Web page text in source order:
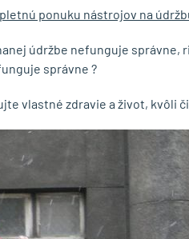
ponuku nástrojov na
údržbe nefunguje správne,
správne ?
vlastné zdravie a život, kvôli